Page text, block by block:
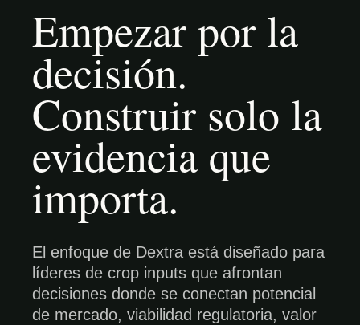
Empezar por la
decisión.
Construir solo la
evidencia que
importa.
El enfoque de Dextra está diseñado para
líderes de crop inputs que afrontan
decisiones donde se conectan potencial
de mercado, viabilidad regulatoria, valor